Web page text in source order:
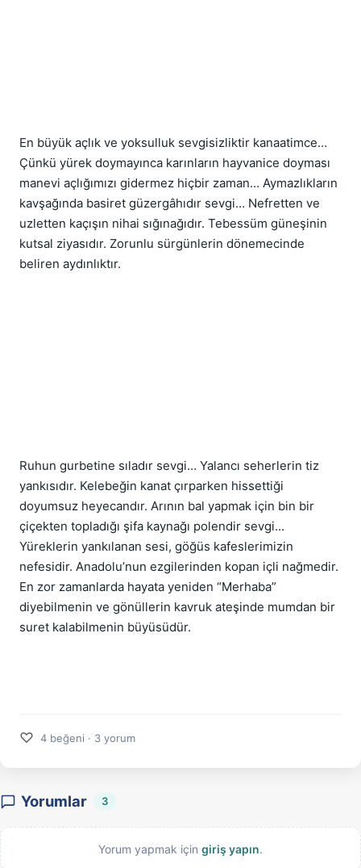
En büyük açlık ve yoksulluk sevgisizliktir kanaatimce…
Çünkü yürek doymayınca karınların hayvanice doyması
manevi açlığımızı gidermez hiçbir zaman… Aymazlıkların
kavşağında basiret güzergâhıdır sevgi… Nefretten ve
uzletten kaçışın nihai sığınağıdır. Tebessüm güneşinin
kutsal ziyasıdır. Zorunlu sürgünlerin dönemecinde
beliren aydınlıktır.
Ruhun gurbetine sıladır sevgi… Yalancı seherlerin tiz
yankısıdır. Kelebeğin kanat çırparken hissettiği
doyumsuz heyecandır. Arının bal yapmak için bin bir
çiçekten topladığı şifa kaynağı polendir sevgi...
Yüreklerin yankılanan sesi, göğüs kafeslerimizin
nefesidir. Anadolu’nun ezgilerinden kopan içli nağmedir.
En zor zamanlarda hayata yeniden “Merhaba”
diyebilmenin ve gönüllerin kavruk ateşinde mumdan bir
suret kalabilmenin büyüsüdür.
♡ 4 beğeni · 3 yorum
Yorumlar 3
Yorum yapmak için giriş yapın.